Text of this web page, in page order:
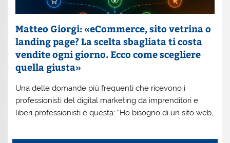
Matteo Giorgi: «eCommerce, sito vetrina o
landing page? La scelta sbagliata ti costa
vendite ogni giorno. Ecco come scegliere
quella giusta»
Una delle domande più frequenti che ricevono i
professionisti del digital marketing da imprenditori e
liberi professionisti è questa: “Ho bisogno di un sito web,